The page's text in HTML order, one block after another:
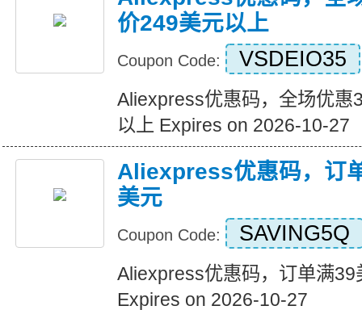
价249美元以上
Coupon Code: VSDEIO35
Aliexpress优惠码，全场优惠
以上 Expires on 2026-10-27
Aliexpress优惠码，订
美元
Coupon Code: SAVING5Q
Aliexpress优惠码，订单满39
Expires on 2026-10-27